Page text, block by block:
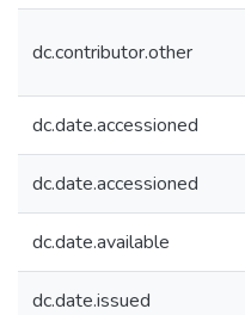
dc.contributor.other
dc.date.accessioned
dc.date.accessioned
dc.date.available
dc.date.issued